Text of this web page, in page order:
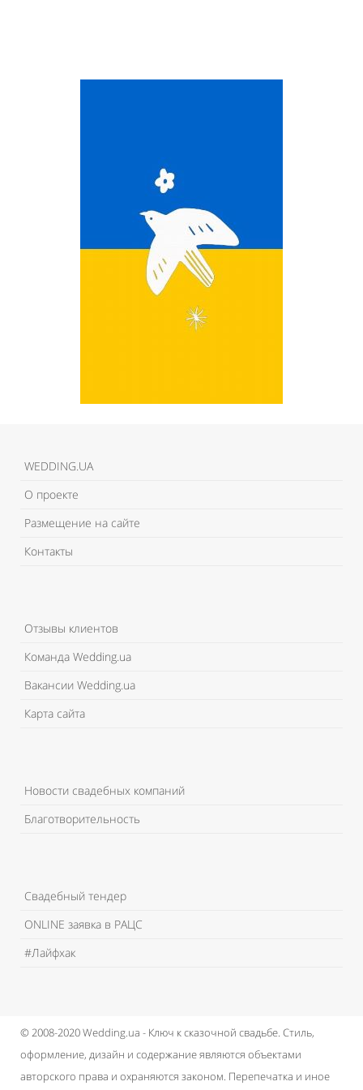
WEDDING.UA
О проекте
Размещение на сайте
Контакты
Отзывы клиентов
Команда Wedding.ua
Вакансии Wedding.ua
Карта сайта
Новости свадебных компаний
Благотворительность
Свадебный тендер
ONLINE заявка в РАЦС
#Лайфхак
© 2008-2020 Wedding.ua - Ключ к сказочной свадьбе. Стиль,
оформление, дизайн и содержание являются объектами
авторского права и охраняются законом. Перепечатка и иное